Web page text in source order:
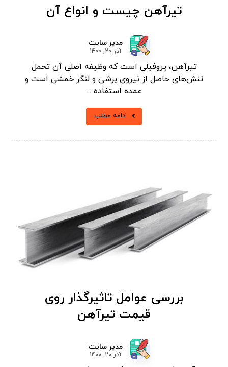
تیرآهن چیست و انواع آن
مدیر سایت
آذر ۲۰, ۱۴۰۰
تیرآهن، پروفیلی است که وظیفه اصلی آن تحمل
تنش‌های حاصل از نیروی برشی و لنگر خمشی است و
عمده استفاده ...
ادامه مطلب
بررسی عوامل تاثیرگذار روی
قیمت تیرآهن
مدیر سایت
آذر ۲۰, ۱۴۰۰